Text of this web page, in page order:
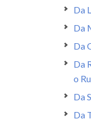
Da
Da
Da
Da
o
Da
Da